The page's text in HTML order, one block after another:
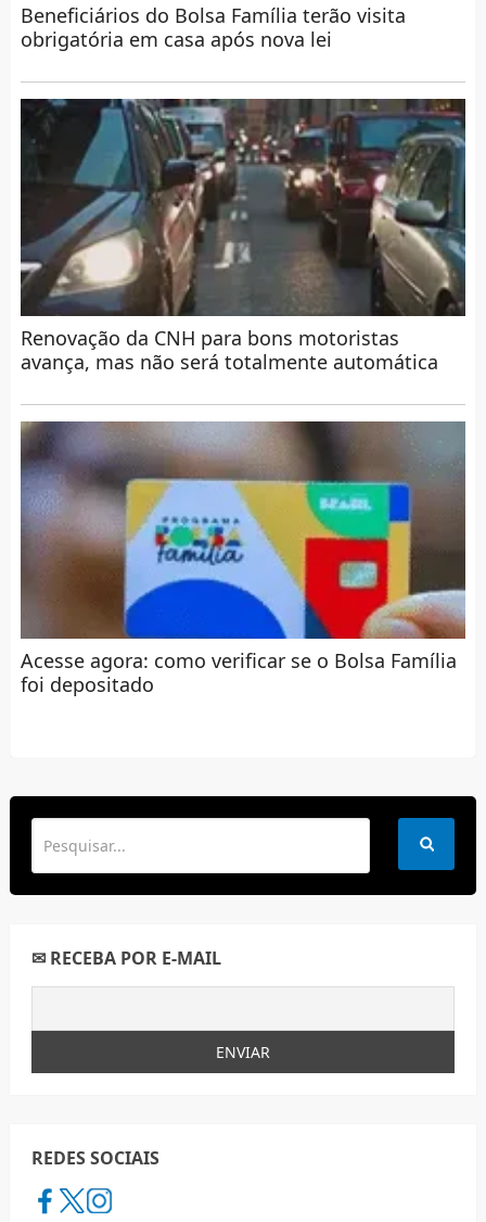
Beneficiários do Bolsa Família terão visita
obrigatória em casa após nova lei
Renovação da CNH para bons motoristas
avança, mas não será totalmente automática
Acesse agora: como verificar se o Bolsa Família
foi depositado
✉ RECEBA POR E-MAIL
REDES SOCIAIS